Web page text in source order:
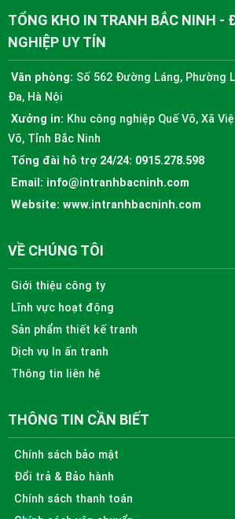
TỔNG KHO IN TRANH BẮC NINH -
NGHIỆP UY TÍN
Văn phòng: Số 562 Đường Láng, Phường
Đa, Hà Nội
Xưởng in: Khu công nghiệp Quế Võ, Xã
Võ, Tỉnh Bắc Ninh
Tổng đài hỗ trợ 24/24: 0915.278.598
Email: info@intranhbacninh.com
Website: www.intranhbacninh.com
VỀ CHÚNG TÔI
Giới thiệu công ty
Lĩnh vực hoạt động
Sản phẩm thiết kế tranh
Dịch vụ In ấn tranh
Thông tin liên hệ
THÔNG TIN CẦN BIẾT
Chính sách bảo mật
Đổi trả & Bảo hành
Chính sách thanh toán